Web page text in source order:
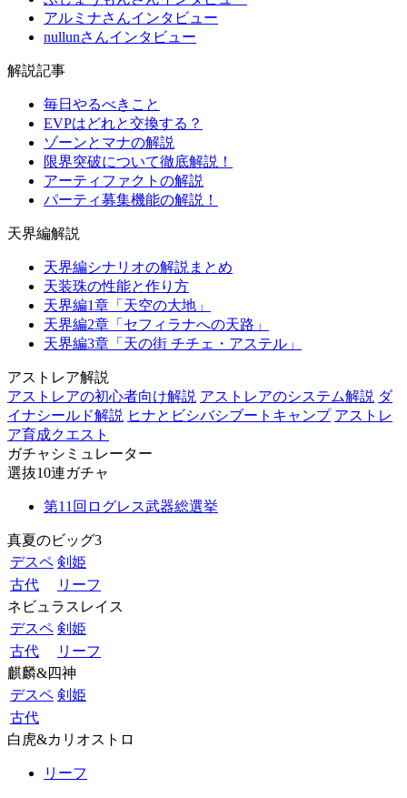
アルミナさんインタビュー
nullunさんインタビュー
解説記事
毎日やるべきこと
EVPはどれと交換する？
ゾーンとマナの解説
限界突破について徹底解説！
アーティファクトの解説
パーティ募集機能の解説！
天界編解説
天界編シナリオの解説まとめ
天装珠の性能と作り方
天界編1章「天空の大地」
天界編2章「セフィラナへの天路」
天界編3章「天の街 チチェ・アステル」
アストレア解説
アストレアの初心者向け解説 アストレアのシステム解説 ダ
イナシールド解説 ヒナとビシバシブートキャンプ アストレ
ア育成クエスト
ガチャシミュレーター
選抜10連ガチャ
第11回ログレス武器総選挙
真夏のビッグ3
デスペ 剣姫
古代
リーフ
ネビュラスレイス
デスペ 剣姫
古代
リーフ
麒麟&四神
デスペ 剣姫
古代
白虎&カリオストロ
リーフ